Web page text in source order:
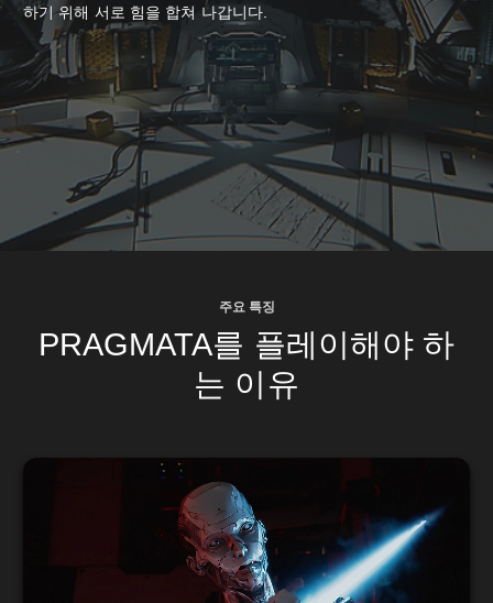
하기 위해 서로 힘을 합쳐 나갑니다.
주요 특징
PRAGMATA를 플레이해야 하
는 이유